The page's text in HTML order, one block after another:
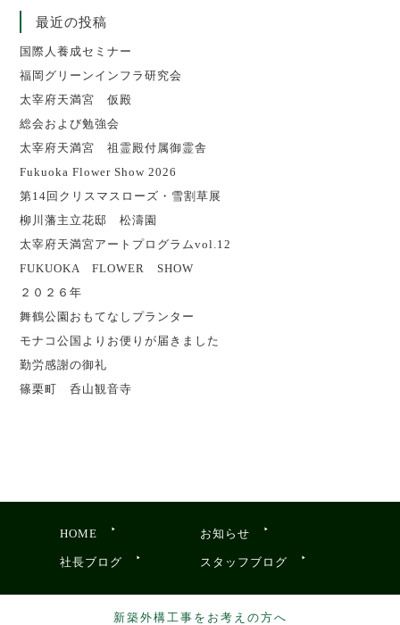
最近の投稿
国際人養成セミナー
福岡グリーンインフラ研究会
太宰府天満宮 仮殿
総会および勉強会
太宰府天満宮 祖霊殿付属御霊舎
Fukuoka Flower Show 2026
第14回クリスマスローズ・雪割草展
柳川藩主立花邸 松濤園
太宰府天満宮アートプログラムvol.12
FUKUOKA FLOWER SHOW
２０２６年
舞鶴公園おもてなしプランター
モナコ公国よりお便りが届きました
勤労感謝の御礼
篠栗町 呑山観音寺
HOME お知らせ
社長ブログ スタッフブログ
新築外構工事をお考えの方へ